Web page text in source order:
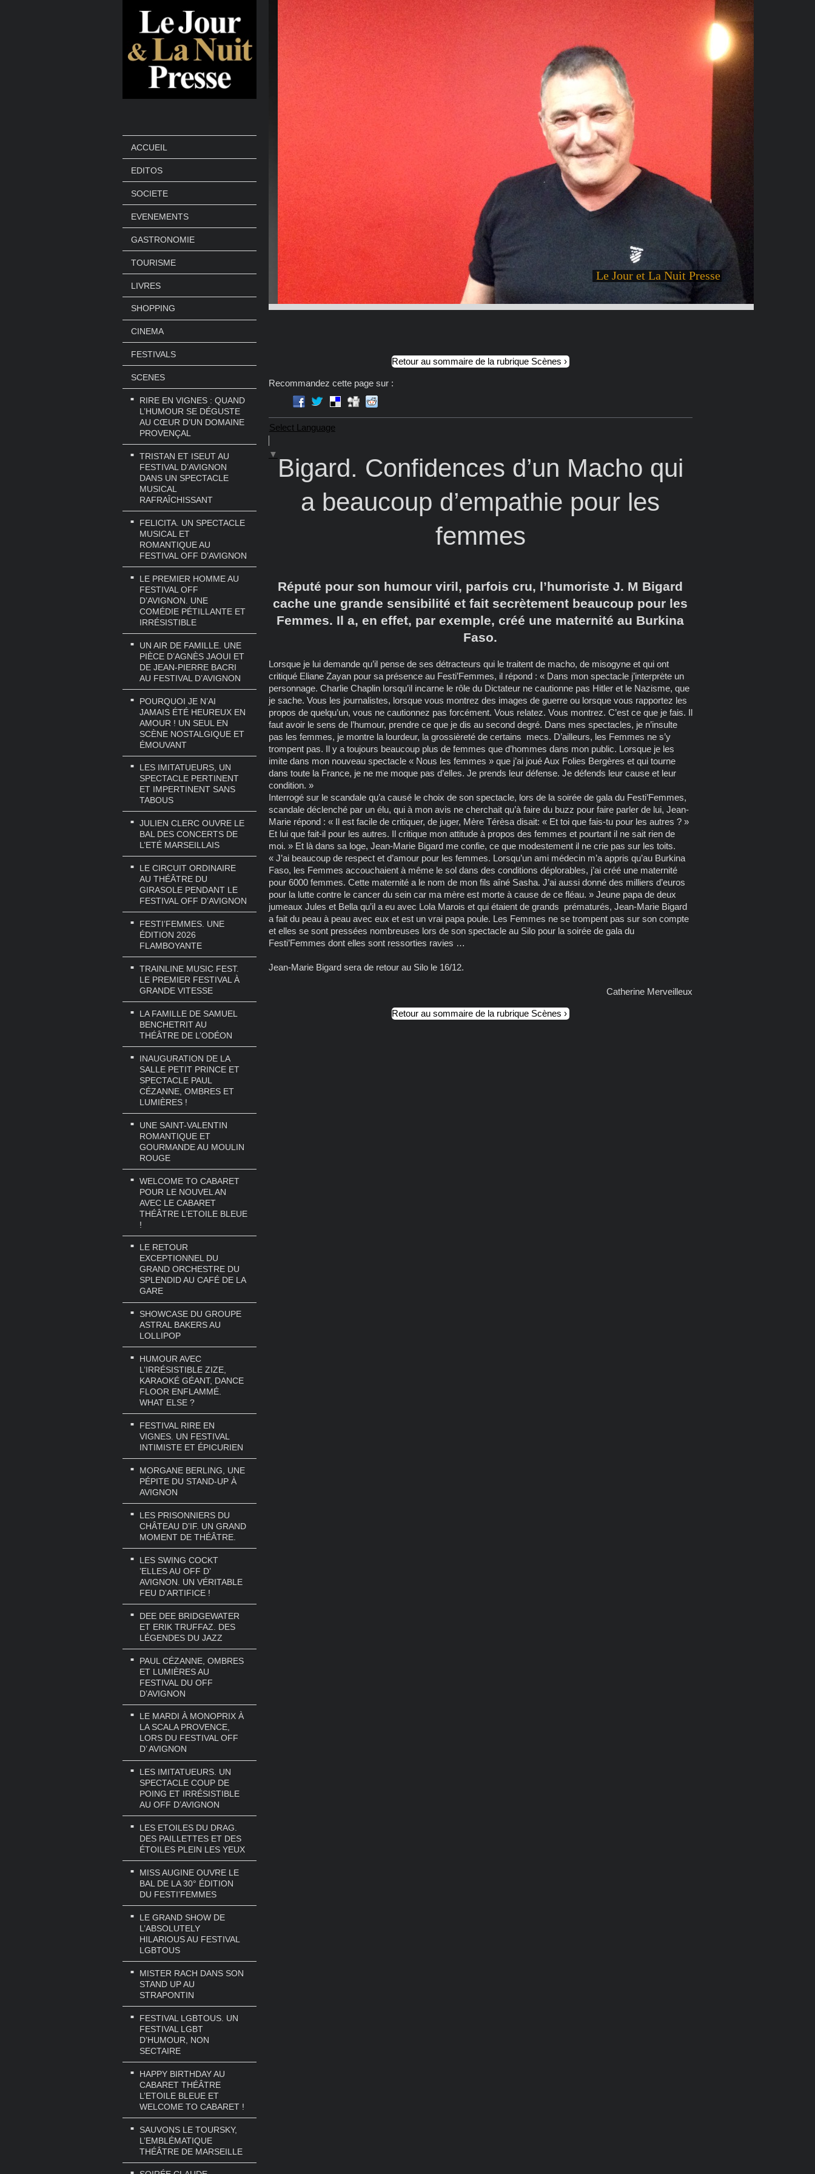
ACCUEIL
EDITOS
SOCIETE
EVENEMENTS
GASTRONOMIE
TOURISME
LIVRES
SHOPPING
CINEMA
FESTIVALS
SCENES
RIRE EN VIGNES : QUAND
L’HUMOUR SE DÉGUSTE
AU CŒUR D’UN DOMAINE
PROVENÇAL
TRISTAN ET ISEUT AU
FESTIVAL D’AVIGNON
DANS UN SPECTACLE
MUSICAL
RAFRAÎCHISSANT
FELICITA. UN SPECTACLE
MUSICAL ET
ROMANTIQUE AU
FESTIVAL OFF D’AVIGNON
LE PREMIER HOMME AU
FESTIVAL OFF
D’AVIGNON. UNE
COMÉDIE PÉTILLANTE ET
IRRÉSISTIBLE
UN AIR DE FAMILLE. UNE
PIÈCE D’AGNÈS JAOUI ET
DE JEAN-PIERRE BACRI
AU FESTIVAL D’AVIGNON
POURQUOI JE N’AI
JAMAIS ÉTÉ HEUREUX EN
AMOUR ! UN SEUL EN
SCÈNE NOSTALGIQUE ET
ÉMOUVANT
LES IMITATUEURS, UN
SPECTACLE PERTINENT
ET IMPERTINENT SANS
TABOUS
JULIEN CLERC OUVRE LE
BAL DES CONCERTS DE
L’ETÉ MARSEILLAIS
LE CIRCUIT ORDINAIRE
AU THÉÂTRE DU
GIRASOLE PENDANT LE
FESTIVAL OFF D’AVIGNON
FESTI’FEMMES. UNE
ÉDITION 2026
FLAMBOYANTE
TRAINLINE MUSIC FEST.
LE PREMIER FESTIVAL À
GRANDE VITESSE
LA FAMILLE DE SAMUEL
BENCHETRIT AU
THÉÂTRE DE L’ODÉON
INAUGURATION DE LA
SALLE PETIT PRINCE ET
SPECTACLE PAUL
CÉZANNE, OMBRES ET
LUMIÈRES !
UNE SAINT-VALENTIN
ROMANTIQUE ET
GOURMANDE AU MOULIN
ROUGE
WELCOME TO CABARET
POUR LE NOUVEL AN
AVEC LE CABARET
THÉÂTRE L’ETOILE BLEUE
!
LE RETOUR
EXCEPTIONNEL DU
GRAND ORCHESTRE DU
SPLENDID AU CAFÉ DE LA
GARE
SHOWCASE DU GROUPE
ASTRAL BAKERS AU
LOLLIPOP
HUMOUR AVEC
L’IRRÉSISTIBLE ZIZE,
KARAOKÉ GÉANT, DANCE
FLOOR ENFLAMMÉ.
WHAT ELSE ?
FESTIVAL RIRE EN
VIGNES. UN FESTIVAL
INTIMISTE ET ÉPICURIEN
MORGANE BERLING, UNE
PÉPITE DU STAND-UP À
AVIGNON
LES PRISONNIERS DU
CHÂTEAU D’IF. UN GRAND
MOMENT DE THÉÂTRE.
LES SWING COCKT
’ELLES AU OFF D’
AVIGNON. UN VÉRITABLE
FEU D’ARTIFICE !
DEE DEE BRIDGEWATER
ET ERIK TRUFFAZ. DES
LÉGENDES DU JAZZ
PAUL CÉZANNE, OMBRES
ET LUMIÈRES AU
FESTIVAL DU OFF
D’AVIGNON
LE MARDI À MONOPRIX À
LA SCALA PROVENCE,
LORS DU FESTIVAL OFF
D’ AVIGNON
LES IMITATUEURS. UN
SPECTACLE COUP DE
POING ET IRRÉSISTIBLE
AU OFF D’AVIGNON
LES ETOILES DU DRAG.
DES PAILLETTES ET DES
ÉTOILES PLEIN LES YEUX
MISS AUGINE OUVRE LE
BAL DE LA 30° ÉDITION
DU FESTI’FEMMES
LE GRAND SHOW DE
L’ABSOLUTELY
HILARIOUS AU FESTIVAL
LGBTOUS
MISTER RACH DANS SON
STAND UP AU
STRAPONTIN
FESTIVAL LGBTOUS. UN
FESTIVAL LGBT
D’HUMOUR, NON
SECTAIRE
HAPPY BIRTHDAY AU
CABARET THÉÂTRE
L’ETOILE BLEUE ET
WELCOME TO CABARET !
SAUVONS LE TOURSKY,
L’EMBLÉMATIQUE
THÉÂTRE DE MARSEILLE
Le Jour et La Nuit Presse
Retour au sommaire de la rubrique Scènes
Recommandez cette page sur :
Select Language
▼Bigard. Confidences d’un Macho qui
a beaucoup d’empathie pour les
femmes
Réputé pour son humour viril, parfois cru, l’humoriste J. M Bigard
cache une grande sensibilité et fait secrètement beaucoup pour les
Femmes. Il a, en effet, par exemple, créé une maternité au Burkina
Faso.
Lorsque je lui demande qu’il pense de ses détracteurs qui le traitent de macho, de misogyne et qui ont
critiqué Eliane Zayan pour sa présence au Festi’Femmes, il répond : « Dans mon spectacle j’interprète un
personnage. Charlie Chaplin lorsqu’il incarne le rôle du Dictateur ne cautionne pas Hitler et le Nazisme, que
je sache. Vous les journalistes, lorsque vous montrez des images de guerre ou lorsque vous rapportez les
propos de quelqu’un, vous ne cautionnez pas forcément. Vous relatez. Vous montrez. C’est ce que je fais. Il
faut avoir le sens de l’humour, prendre ce que je dis au second degré. Dans mes spectacles, je n’insulte
pas les femmes, je montre la lourdeur, la grossièreté de certains mecs. D’ailleurs, les Femmes ne s’y
trompent pas. Il y a toujours beaucoup plus de femmes que d’hommes dans mon public. Lorsque je les
imite dans mon nouveau spectacle « Nous les femmes » que j’ai joué Aux Folies Bergères et qui tourne
dans toute la France, je ne me moque pas d’elles. Je prends leur défense. Je défends leur cause et leur
condition. »
Interrogé sur le scandale qu’a causé le choix de son spectacle, lors de la soirée de gala du Festi’Femmes,
scandale déclenché par un élu, qui à mon avis ne cherchait qu’à faire du buzz pour faire parler de lui, Jean-
Marie répond : « Il est facile de critiquer, de juger, Mère Térèsa disait: « Et toi que fais-tu pour les autres ? »
Et lui que fait-il pour les autres. Il critique mon attitude à propos des femmes et pourtant il ne sait rien de
moi. » Et là dans sa loge, Jean-Marie Bigard me confie, ce que modestement il ne crie pas sur les toits.
« J’ai beaucoup de respect et d’amour pour les femmes. Lorsqu’un ami médecin m’a appris qu’au Burkina
Faso, les Femmes accouchaient à même le sol dans des conditions déplorables, j’ai créé une maternité
pour 6000 femmes. Cette maternité a le nom de mon fils aîné Sasha. J’ai aussi donné des milliers d’euros
pour la lutte contre le cancer du sein car ma mère est morte à cause de ce fléau. » Jeune papa de deux
jumeaux Jules et Bella qu’il a eu avec Lola Marois et qui étaient de grands prématurés, Jean-Marie Bigard
a fait du peau à peau avec eux et est un vrai papa poule. Les Femmes ne se trompent pas sur son compte
et elles se sont pressées nombreuses lors de son spectacle au Silo pour la soirée de gala du
Festi’Femmes dont elles sont ressorties ravies …
Jean-Marie Bigard sera de retour au Silo le 16/12.
Catherine Merveilleux
Retour au sommaire de la rubrique Scènes